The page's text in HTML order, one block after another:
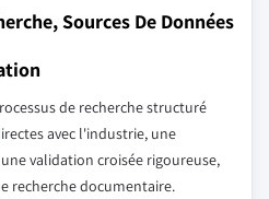
Sources De Données
de recherche structuré
avec l'industrie, une
validation croisée rigoureuse,
recherche documentaire.